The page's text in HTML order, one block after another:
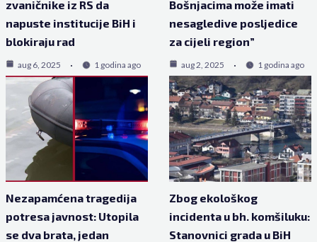
zvaničnike iz RS da
napuste institucije BiH i
blokiraju rad
aug 6, 2025 1 godina ago
Bošnjacima može imati
nesagledive posljedice
za cijeli region”
aug 2, 2025 1 godina ago
Nezapamćena tragedija
potresa javnost: Utopila
se dva brata, jedan
Zbog ekološkog
incidenta u bh. komšiluku:
Stanovnici grada u BiH